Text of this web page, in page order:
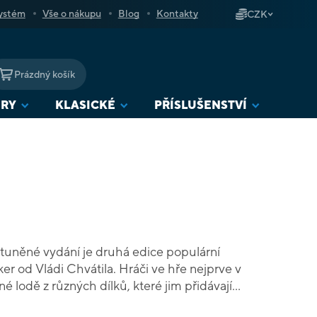
Vše o nákupu Blog Kontakty CZK
NÁKUPNÍ
KOŠÍK
Prázdný košík
KLASICKÉ PŘÍSLUŠENSTVÍ
vydání je druhá edice populární
od Vládi Chvátila. Hráči ve hře nejprve v
lodě z různých dílků, které jim přidávají